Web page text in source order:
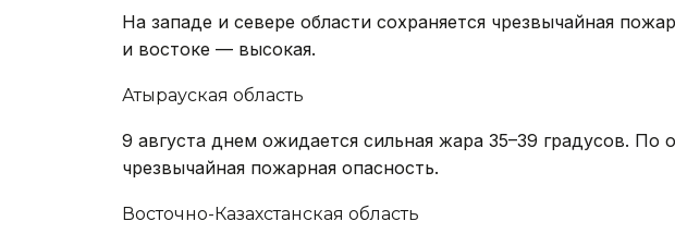
На западе и севере области сохраняется чрезвычайная
и востоке — высокая.
Атырауская область
9 августа днем ожидается сильная жара 35–39 градусов. По
чрезвычайная пожарная опасность.
Восточно-Казахстанская область